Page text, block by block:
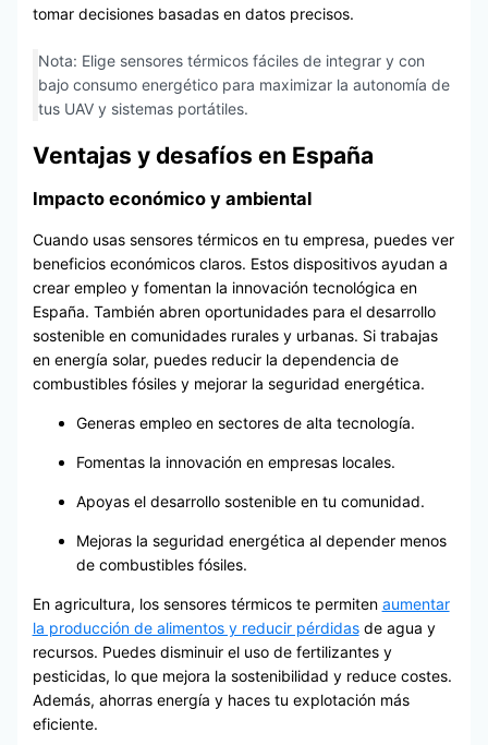
tomar decisiones basadas en datos precisos.
Nota: Elige sensores térmicos fáciles de integrar y con
bajo consumo energético para maximizar la autonomía de
tus UAV y sistemas portátiles.
Ventajas y desafíos en España
Impacto económico y ambiental
Cuando usas sensores térmicos en tu empresa, puedes ver
beneficios económicos claros. Estos dispositivos ayudan a
crear empleo y fomentan la innovación tecnológica en
España. También abren oportunidades para el desarrollo
sostenible en comunidades rurales y urbanas. Si trabajas
en energía solar, puedes reducir la dependencia de
combustibles fósiles y mejorar la seguridad energética.
Generas empleo en sectores de alta tecnología.
Fomentas la innovación en empresas locales.
Apoyas el desarrollo sostenible en tu comunidad.
Mejoras la seguridad energética al depender menos
de combustibles fósiles.
En agricultura, los sensores térmicos te permiten aumentar
la producción de alimentos y reducir pérdidasde agua y
recursos. Puedes disminuir el uso de fertilizantes y
pesticidas, lo que mejora la sostenibilidad y reduce costes.
Además, ahorras energía y haces tu explotación más
eficiente.